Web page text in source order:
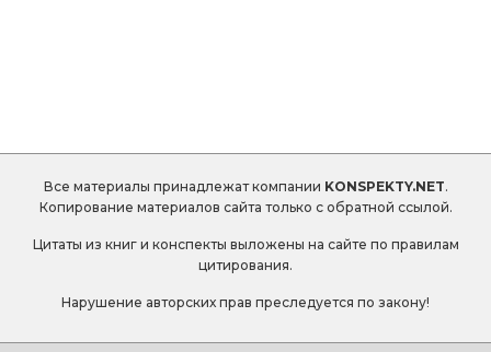
Все материалы принадлежат компании KONSPEKTY.NET.
Копирование материалов сайта только с обратной ссылой.
Цитаты из книг и конспекты выложены на сайте по правилам
цитирования.
Нарушение авторских прав преследуется по закону!